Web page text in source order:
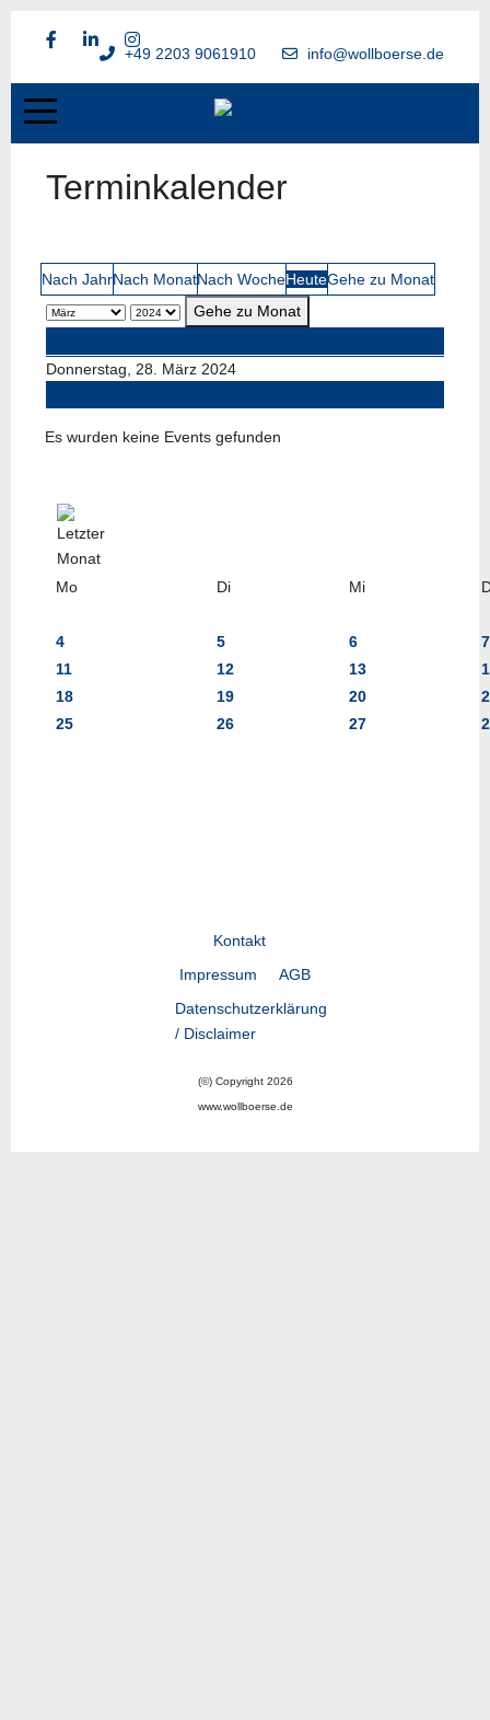
+49 2203 9061910 info@wollboerse.de
Terminkalender
Nach JahrNach MonatNach WocheHeuteGehe zu Monat
Gehe zu Monat
Donnerstag, 28. März 2024
Es wurden keine Events gefunden
Mo Di Mi
4 5 6
7
11
12 13
18
19 20
25
26 27
Kontakt
Impressum
AGB
Datenschutzerklärung
/ Disclaimer
(©) Copyright 2026
www.wollboerse.de